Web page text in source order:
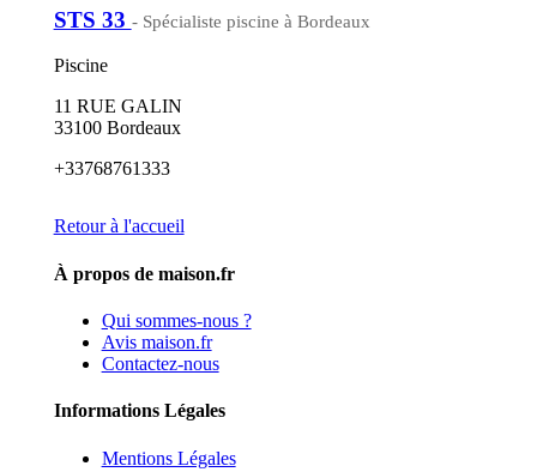
STS 33 - Spécialiste piscine à Bordeaux
Piscine
11 RUE GALIN
33100 Bordeaux
+33768761333
Retour à l'accueil
À propos de maison.fr
Qui sommes-nous ?
Avis maison.fr
Contactez-nous
Informations Légales
Mentions Légales